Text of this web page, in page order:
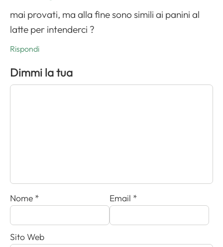
mai provati, ma alla fine sono simili ai panini al
latte per intenderci ?
Rispondi
Dimmi la tua
Nome * Email *
Sito Web